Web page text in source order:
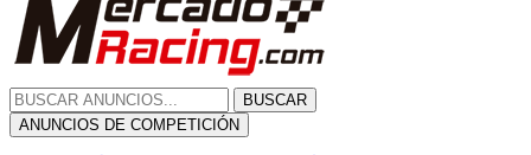
BUSCAR
ANUNCIOS DE COMPETICIÓN